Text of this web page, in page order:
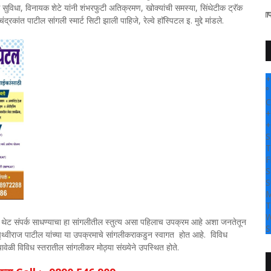
सुविधा, विनायक शेटे यांनी शंभरफुटी अतिक्रमण, खोक्यांची समस्या, सिंथेटीक ट्रॅक
पाटील सांगली स्मार्ट सिटी झाली पाहिजे, रेल्वे हाॅस्पिटल इ. मुद्दे मांडले.
संपर्क साधण्याचा हा सांगलीतील स्तुत्य असा पहिलाच उपक्रम आहे अशा जनतेतून
पाटील यांच्या या उपक्रमाचे सांगलीकराकडुन स्वागत होत आहे. विविध
विविध स्तरातील सांगलीकर मोठ्या संख्येने उपस्थित होते.
" सांगली दर्पण न्यूज वर आपल्या सर्वांचे
+
°
C
+
+